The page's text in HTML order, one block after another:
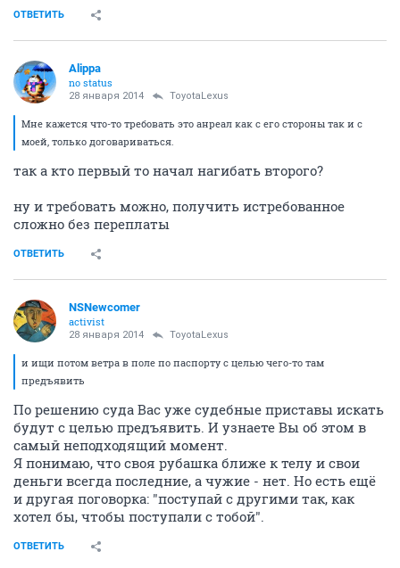
ОТВЕТИТЬ
Alippa
no status
28 января 2014 ToyotaLexus
Мне кажется что-то требовать это анреал как с его стороны так и с
моей, только договариваться.
так а кто первый то начал нагибать второго?
ну и требовать можно, получить истребованное
сложно без переплаты
ОТВЕТИТЬ
NSNewcomer
activist
28 января 2014 ToyotaLexus
и ищи потом ветра в поле по паспорту с целью чего-то там
предъявить
По решению суда Вас уже судебные приставы искать
будут с целью предъявить. И узнаете Вы об этом в
самый неподходящий момент.
Я понимаю, что своя рубашка ближе к телу и свои
деньги всегда последние, а чужие - нет. Но есть ещё
и другая поговорка: "поступай с другими так, как
хотел бы, чтобы поступали с тобой".
ОТВЕТИТЬ